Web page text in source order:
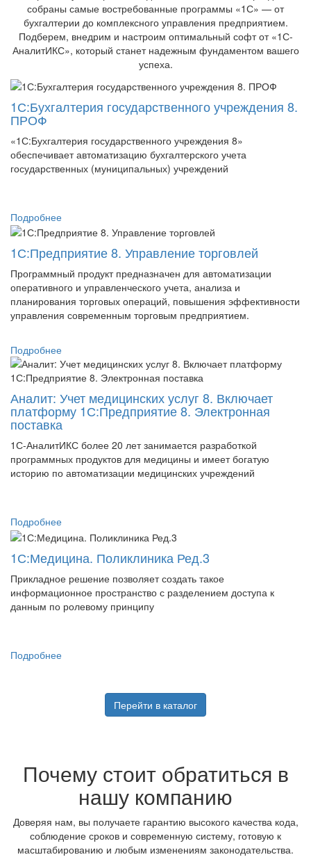
собраны самые востребованные программы «1С» — от
бухгалтерии до комплексного управления предприятием.
Подберем, внедрим и настроим оптимальный софт от «1С-
АналитИКС», который станет надежным фундаментом вашего
успеха.
1С:Бухгалтерия государственного учреждения 8.
ПРОФ
«1С:Бухгалтерия государственного учреждения 8»
обеспечивает автоматизацию бухгалтерского учета
государственных (муниципальных) учреждений
Подробнее
1С:Предприятие 8. Управление торговлей
Программный продукт предназначен для автоматизации
оперативного и управленческого учета, анализа и
планирования торговых операций, повышения эффективности
управления современным торговым предприятием.
Подробнее
Аналит: Учет медицинских услуг 8. Включает
платформу 1С:Предприятие 8. Электронная
поставка
1С-АналитИКС более 20 лет занимается разработкой
программных продуктов для медицины и имеет богатую
историю по автоматизации медицинских учреждений
Подробнее
1С:Медицина. Поликлиника Ред.3
Прикладное решение позволяет создать такое
информационное пространство с разделением доступа к
данным по ролевому принципу
Подробнее
Перейти в каталог
Почему стоит обратиться в
нашу компанию
Доверяя нам, вы получаете гарантию высокого качества кода,
соблюдение сроков и современную систему, готовую к
масштабированию и любым изменениям законодательства.